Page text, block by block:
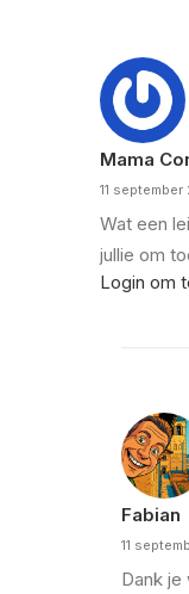
Mama
11 september
Wat een
jullie om
Login om
Fabian
11
Dank je